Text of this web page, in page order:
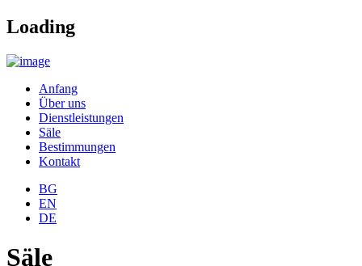
Loading
Anfang
Über uns
Dienstleistungen
Säle
Bestimmungen
Kontakt
BG
EN
DE
Säle